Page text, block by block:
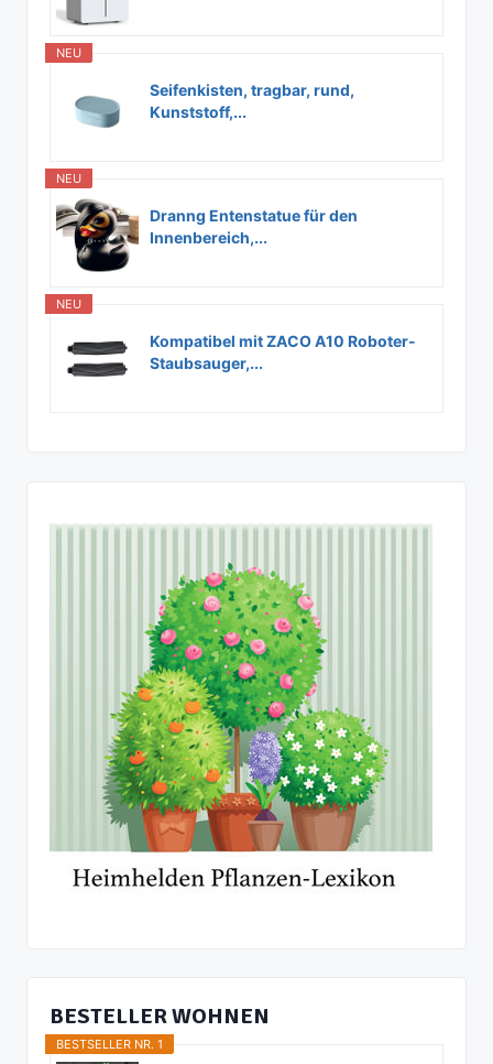
NEU
Seifenkisten, tragbar, rund,
Kunststoff,...
NEU
Dranng Entenstatue für den
Innenbereich,...
NEU
Kompatibel mit ZACO A10 Roboter-
Staubsauger,...
BESTELLER WOHNEN
BESTSELLER NR. 1